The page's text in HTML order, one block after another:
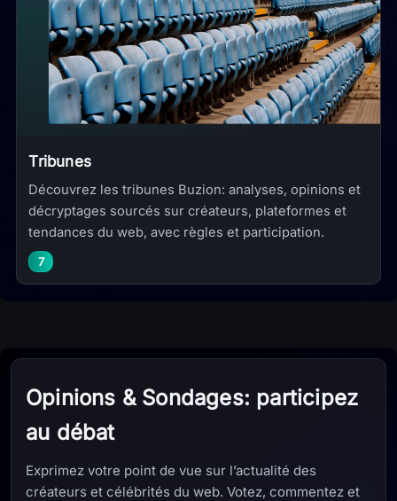
Tribunes
Découvrez les tribunes Buzion: analyses, opinions et
décryptages sourcés sur créateurs, plateformes et
tendances du web, avec règles et participation.
7
Opinions & Sondages: participez
au débat
Exprimez votre point de vue sur l’actualité des
créateurs et célébrités du web. Votez, commentez et